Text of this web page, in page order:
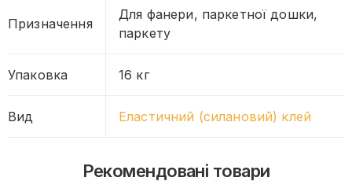
Призначення
Для фанери, паркетної дошки,
паркету
Упаковка 16 кг
Вид Еластичний (силановий) клей
Рекомендовані товари